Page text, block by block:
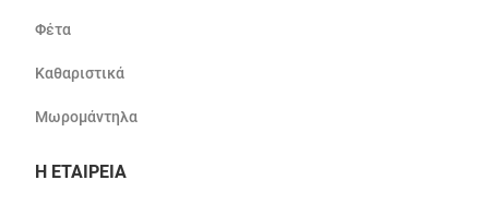
Φέτα
Καθαριστικά
Μωρομάντηλα
Η ΕΤΑΙΡΕΙΑ